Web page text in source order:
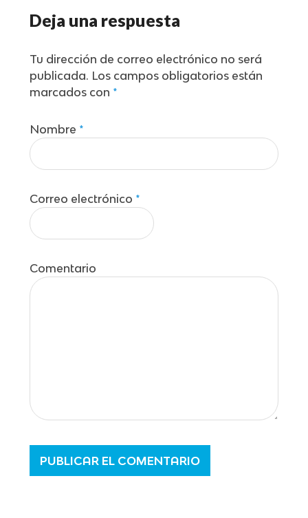
Deja una respuesta
Tu dirección de correo electrónico no será
publicada. Los campos obligatorios están
marcados con *
Nombre *
Correo electrónico *
Comentario